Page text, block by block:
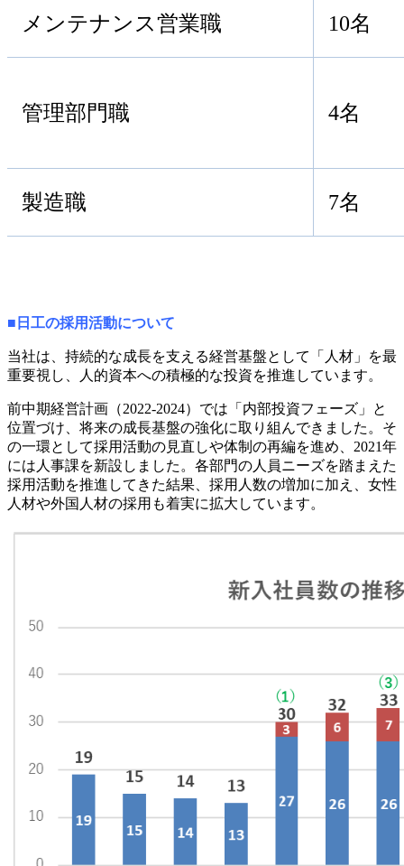
メンテナンス営業職 10名
管理部門職 4名
製造職 7名
■日工の採用活動について
当社は、持続的な成長を支える経営基盤として「人材」を最
重要視し、人的資本への積極的な投資を推進しています。
前中期経営計画（2022-2024）では「内部投資フェーズ」と
位置づけ、将来の成長基盤の強化に取り組んできました。そ
の一環として採用活動の見直しや体制の再編を進め、 2021年
には人事課を新設しました。各部門の人員ニーズを踏まえた
採用活動を推進してきた結果、採用人数の増加に加え、女性
人材や外国人材の採用も着実に拡大しています。